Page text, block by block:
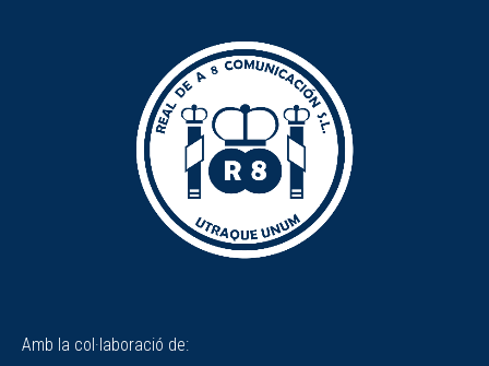
Amb la col·laboració de: